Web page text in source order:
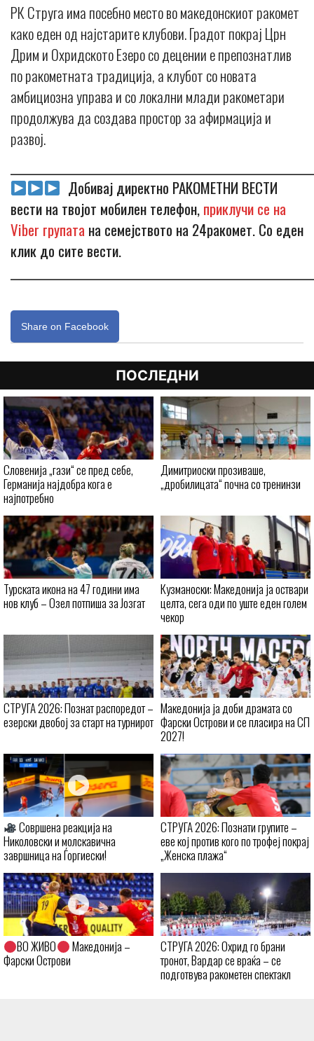
РК Струга има посебно место во македонскиот ракомет
како еден од најстарите клубови. Градот покрај Црн
Дрим и Охридското Езеро со децении е препознатлив
по ракометната традиција, а клубот со новата
амбициозна управа и со локални млади ракометари
продолжува да создава простор за афирмација и
развој.
Добивај директно РАКОМЕТНИ ВЕСТИ
вести на твојот мобилен телефон,приклучи се на
Viber групата на семејството на 24ракомет. Со еден
клик до сите вести.
Share on Facebook
ПОСЛЕДНИ
Словенија „гази“ се пред себе,
Германија најдобра кога е
најпотребно
Димитриоски прозиваше,
„дробилицата“ почна со тренинзи
Турската икона на 47 години има
нов клуб – Озел потпиша за Јозгат
Кузманоски: Македонија ја оствари
целта, сега оди по уште еден голем
чекор
СТРУГА 2026: Познат распоредот –
езерски двобој за старт на турнирот
Македонија ја доби драмата со
Фарски Острови и се пласира на СП
2027!
Совршена реакција на
Николовски и молскавична
завршница на Ѓоргиески!
СТРУГА 2026: Познати групите –
еве кој против кого по трофеј покрај
„Женска плажа“
ВО ЖИВО
Македонија –
Фарски Острови
СТРУГА 2026: Охрид го брани
тронот, Вардар се враќа – се
подготвува ракометен спектакл